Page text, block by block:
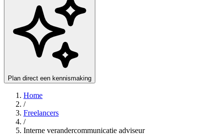
Plan direct een kennismaking
Home
/
Freelancers
/
Interne verandercommunicatie adviseur